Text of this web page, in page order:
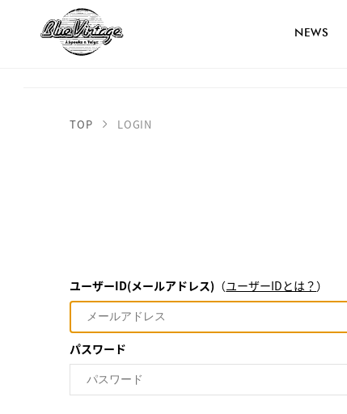
NEWS
TOP LOGIN
ユーザーID(メールアドレス) （ユーザーIDとは？）
パスワード